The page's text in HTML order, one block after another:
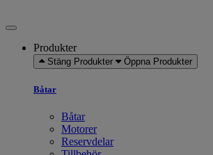
Produkter
Stäng Produkter Öppna Produkter
Båtar
Båtar
Motorer
Reservdelar